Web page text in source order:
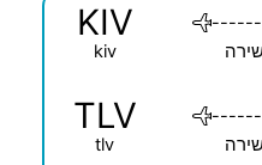
KIV
kiv
TLV
tlv